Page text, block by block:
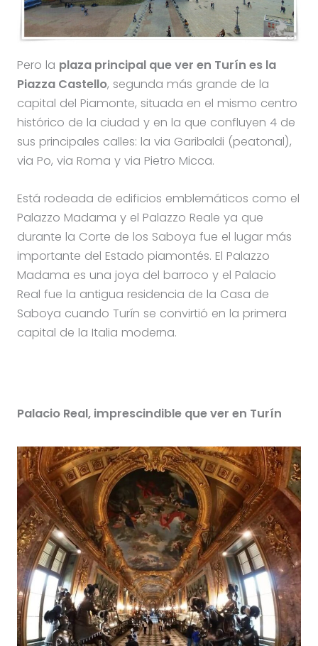
Pero la plaza principal que ver en Turín es la
Piazza Castello, segunda más grande de la
capital del Piamonte, situada en el mismo centro
histórico de la ciudad y en la que confluyen 4 de
sus principales calles: la via Garibaldi (peatonal),
via Po, via Roma y via Pietro Micca.
Está rodeada de edificios emblemáticos como el
Palazzo Madama y el Palazzo Reale ya que
durante la Corte de los Saboya fue el lugar más
importante del Estado piamontés. El Palazzo
Madama es una joya del barroco y el Palacio
Real fue la antigua residencia de la Casa de
Saboya cuando Turín se convirtió en la primera
capital de la Italia moderna.
Palacio Real, imprescindible que ver en Turín